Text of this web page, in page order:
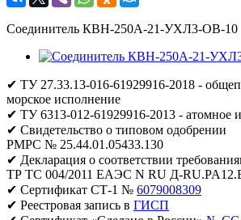
Соединитель КВН-250А-21-УХЛ3-ОВ-10
✔ ТУ 27.33.13-016-61929916-2018 -
морское исполнение
✔ ТУ 6313-012-61929916-2013 - атомное
✔ Свидетельство о типовом одобрении
РМРС № 25.44.01.05433.130
✔ Декларация о соответствии
ТР ТС 004/2011 ЕАЭС N RU Д-
✔ Сертификат СТ-1 № 6079008309
✔ Реестровая запись в ГИСП